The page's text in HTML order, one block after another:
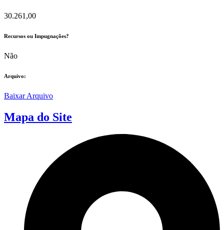
30.261,00
Recursos ou Impugnações? ​
Não
Arquivo:
Baixar Arquivo
Mapa do Site